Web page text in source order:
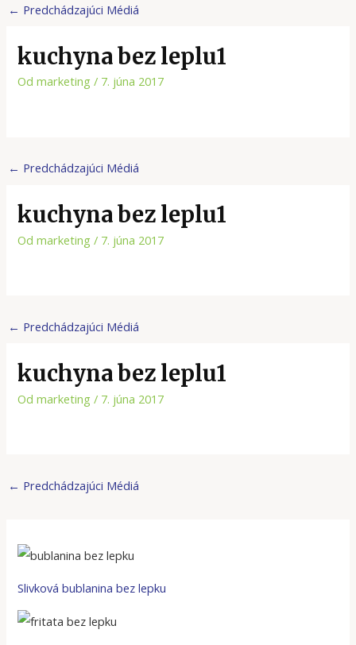
← Predchádzajúci Médiá
kuchyna bez leplu1
Od marketing/ 7. júna 2017
← Predchádzajúci Médiá
kuchyna bez leplu1
Od marketing/ 7. júna 2017
← Predchádzajúci Médiá
kuchyna bez leplu1
Od marketing/ 7. júna 2017
← Predchádzajúci Médiá
Slivková bublanina bez lepku